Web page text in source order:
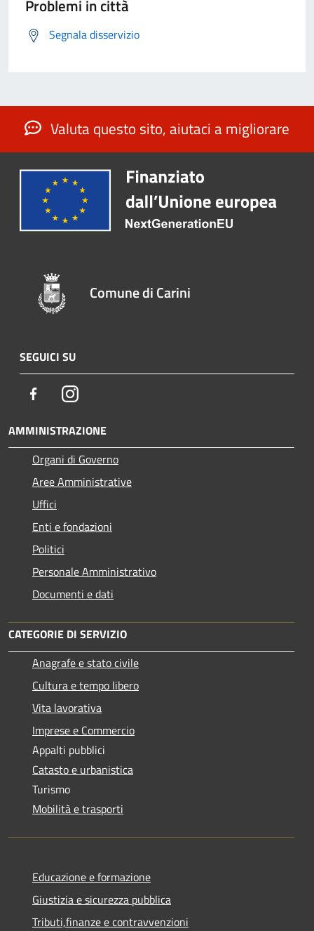
Problemi in città
Segnala disservizio
Valuta questo sito, aiutaci a migliorare
Comune di Carini
SEGUICI SU
FacebookInstagram
AMMINISTRAZIONE
Organi di Governo
Aree Amministrative
Uffici
Enti e fondazioni
Politici
Personale Amministrativo
Documenti e dati
CATEGORIE DI SERVIZIO
Anagrafe e stato civile
Cultura e tempo libero
Vita lavorativa
Imprese e Commercio
Appalti pubblici
Catasto e urbanistica
Turismo
Mobilità e trasporti
Educazione e formazione
Giustizia e sicurezza pubblica
Tributi,finanze e contravvenzioni